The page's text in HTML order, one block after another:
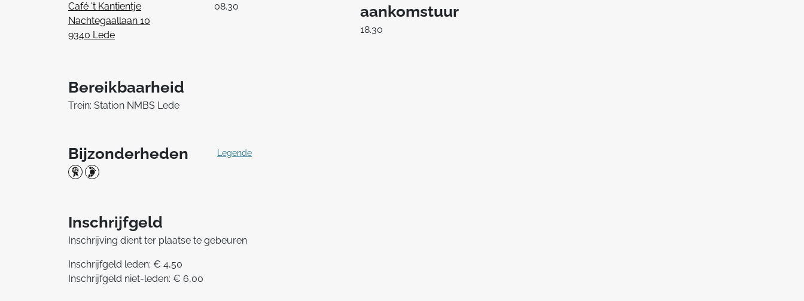
Café 't Kantientje
Nachtegaallaan 10
9340 Lede
08.30
aankomstuur
18.30
Bereikbaarheid
Trein: Station NMBS Lede
Bijzonderheden Legende
Inschrijfgeld
Inschrijving dient ter plaatse te gebeuren
Inschrijfgeld leden: € 4,50
Inschrijfgeld niet-leden: € 6,00